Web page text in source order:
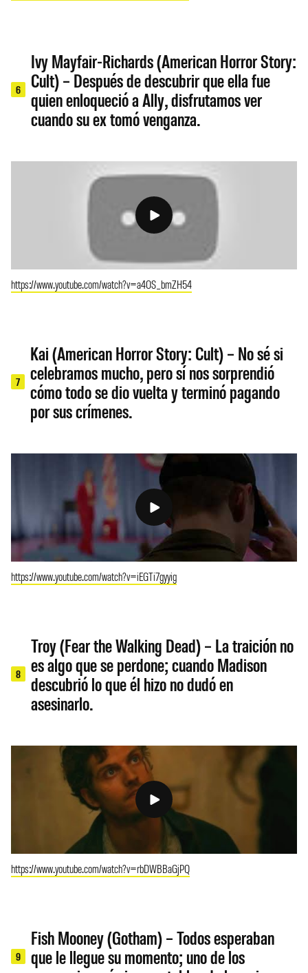
6
Ivy Mayfair-Richards (American Horror Story:
Cult) – Después de descubrir que ella fue
quien enloqueció a Ally, disfrutamos ver
cuando su ex tomó venganza.
https://www.youtube.com/watch?v=a4OS_bmZH54
7
Kai (American Horror Story: Cult) – No sé si
celebramos mucho, pero sí nos sorprendió
cómo todo se dio vuelta y terminó pagando
por sus crímenes.
https://www.youtube.com/watch?v=iEGTi7gyyig
8
Troy (Fear the Walking Dead) – La traición no
es algo que se perdone; cuando Madison
descubrió lo que él hizo no dudó en
asesinarlo.
https://www.youtube.com/watch?v=rbDWBBaGjPQ
9
Fish Mooney (Gotham) – Todos esperaban
que le llegue su momento; uno de los